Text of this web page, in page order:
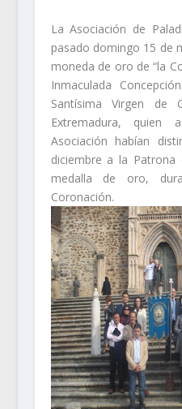
La Asociación de
pasado domingo 15 de
moneda de oro de “la
Inmaculada
Santísima Virgen de
Extremadura,
Asociación habían
diciembre a la
medalla de oro,
Coronación.